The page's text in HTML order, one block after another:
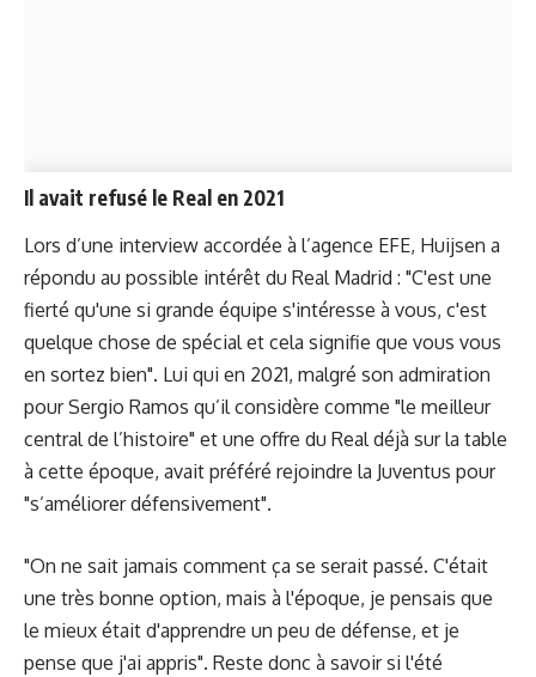
Il avait refusé le Real en 2021
Lors d’une interview accordée à l’agence EFE, Huijsen a
répondu au possible intérêt du Real Madrid : "C'est une
fierté qu'une si grande équipe s'intéresse à vous, c'est
quelque chose de spécial et cela signifie que vous vous
en sortez bien". Lui qui en 2021, malgré son admiration
pour Sergio Ramos qu’il considère comme "le meilleur
central de l’histoire" et une offre du Real déjà sur la table
à cette époque, avait préféré rejoindre la Juventus pour
"s’améliorer défensivement".
"On ne sait jamais comment ça se serait passé. C'était
une très bonne option, mais à l'époque, je pensais que
le mieux était d'apprendre un peu de défense, et je
pense que j'ai appris". Reste donc à savoir si l'été